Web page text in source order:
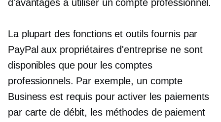
d'avantages à utiliser un compte professionnel.
La plupart des fonctions et outils fournis par
PayPal aux propriétaires d'entreprise ne sont
disponibles que pour les comptes
professionnels. Par exemple, un compte
Business est requis pour activer les paiements
par carte de débit, les méthodes de paiement